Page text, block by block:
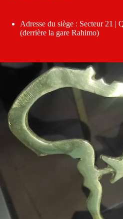
Adresse du siège : Secteur 21 |
(derrière la gare Rahimo)